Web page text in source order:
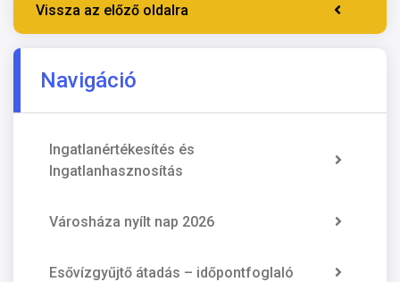
Vissza az előző oldalra
Navigáció
Ingatlanértékesítés és
Ingatlanhasznosítás
Városháza nyílt nap 2026
Esővízgyűjtő átadás – időpontfoglaló